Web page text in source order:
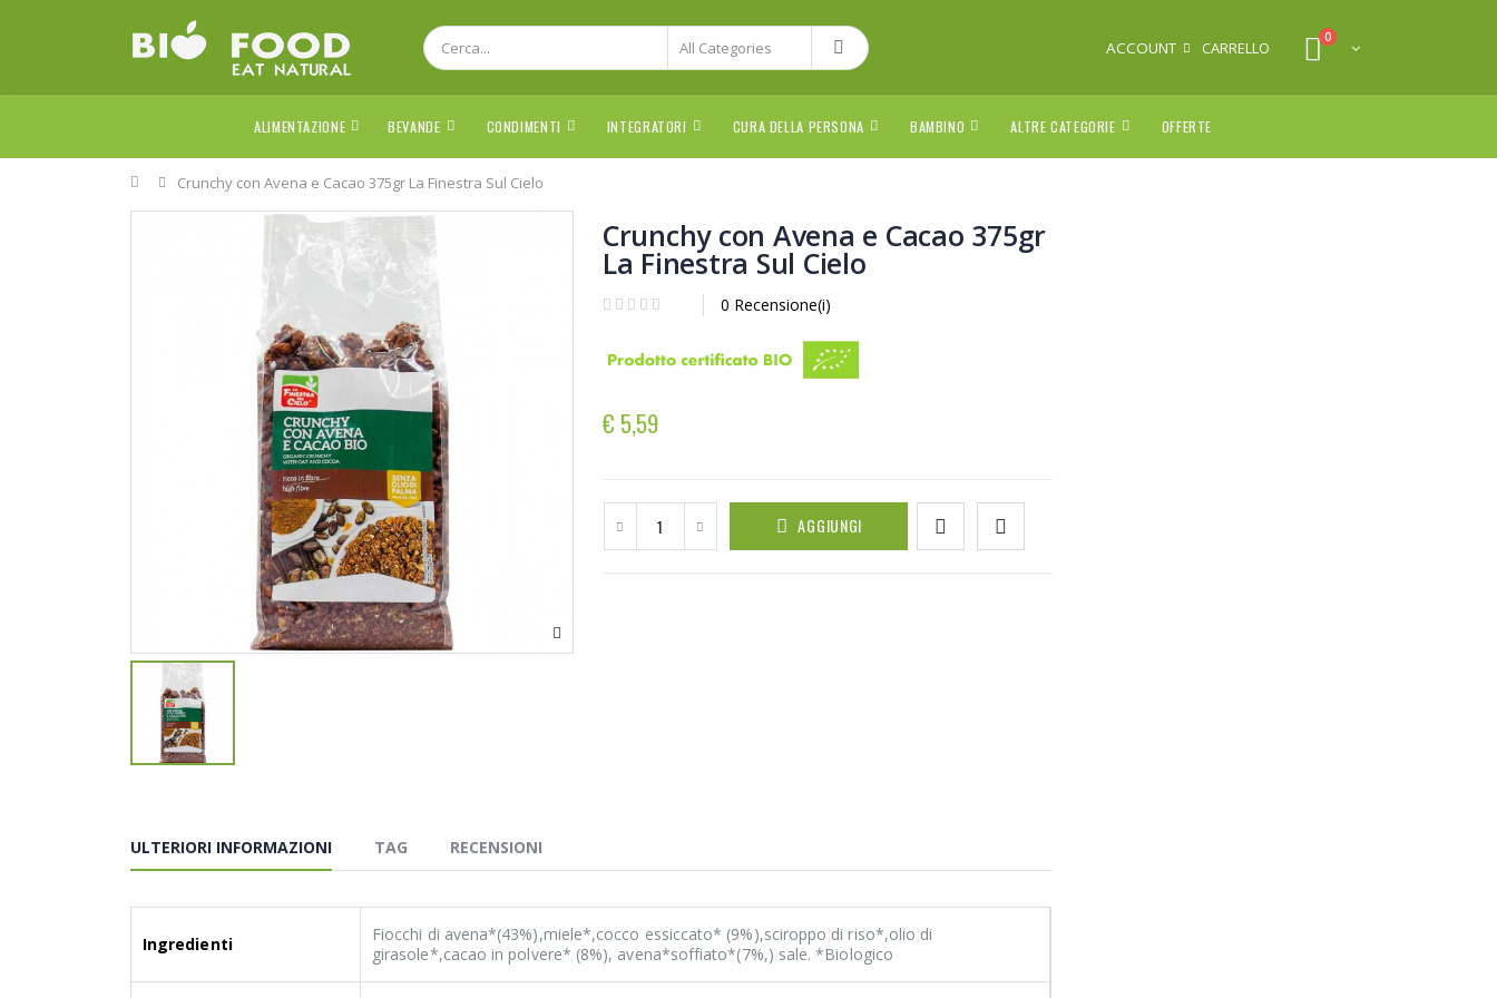
ACCOUNT CARRELLO
0
ALIMENTAZIONE BEVANDE CONDIMENTI INTEGRATORI CURA DELLA PERSONA BAMBINO ALTRE CATEGORIE OFFERTE
Home
Crunchy con Avena e Cacao 375gr La Finestra Sul Cielo
Crunchy con Avena e Cacao 375gr
La Finestra Sul Cielo
0 Recensione(i)
€ 5,59
AGGIUNGI
ULTERIORI INFORMAZIONI TAG RECENSIONI
Ingredienti
Fiocchi di avena*(43%),miele*,cocco essiccato* (9%),sciroppo di riso*,olio di
girasole*,cacao in polvere* (8%), avena*soffiato*(7%,) sale. *Biologico